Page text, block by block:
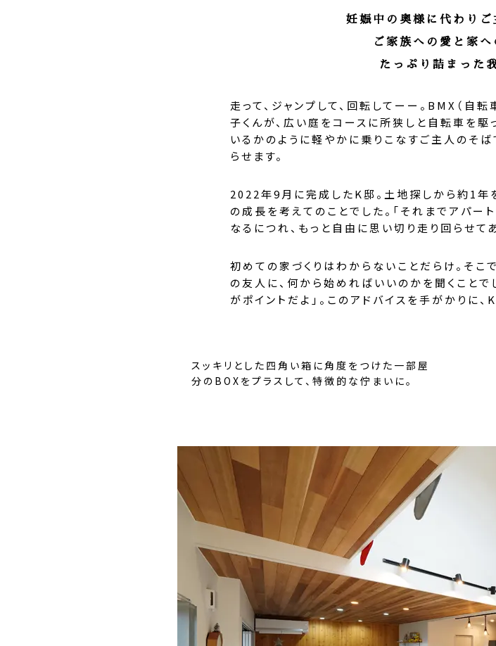
妊娠中の奥様に代わりご
ご家族への愛と家
たっぷり詰まった
走って、ジャンプして、回転してーー。BMX（自
子くんが、広い庭をコースに所狭しと自転車を駆
いるかのように軽やかに乗りこなすご主人のそ
らせます。
2022年9月に完成したK邸。土地探しから約1年
の成長を考えてのことでした。「それまでアパー
なるにつれ、もっと自由に思い切り走り回らせて
初めての家づくりはわからないことだらけ。そこ
の友人に、何から始めればいいのかを聞くことで
がポイントだよ」。このアドバイスを手がかりに、
スッキリとした四角い箱に角度をつけた一部屋
分のBOXをプラスして、特徴的な佇まいに。